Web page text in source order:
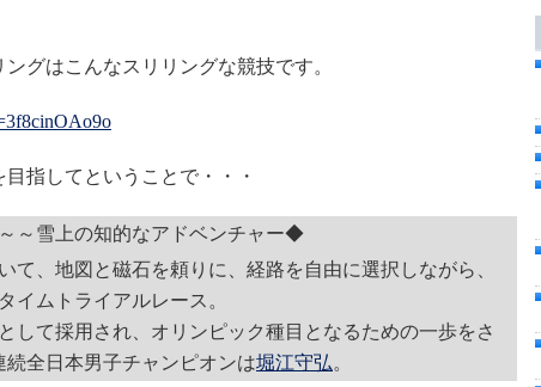
グはこんなスリリングな競技です。
指してということで・・・
～～雪上の知的なアドベンチャー◆
て、地図と磁石を頼りに、経路を自由に選択しながら、
イムトライアルレース。
して採用され、オリンピック種目となるための一歩をさ
全日本男子チャンピオンは堀江守弘。